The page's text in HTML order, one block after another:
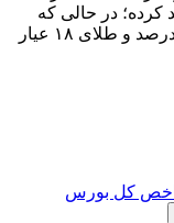
۶.۷۸ درصد رشد کرده؛ در حالی که
دلار بازار آزاد ۳.۹۷ درصد، ارز دیجیتال ۳.۹۸ درصد و طلای ۱۸ عیار
کل بورس